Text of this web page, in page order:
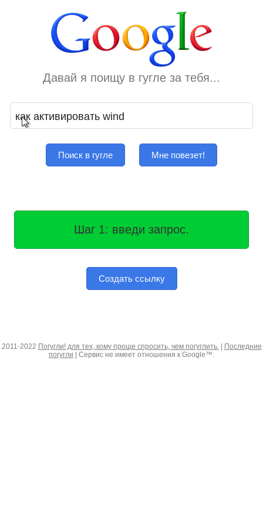
Давай я поищу в гугле за тебя...
Поиск в гугле Мне повезет!
Шаг 1: введи запрос.
Создать ссылку
2011-2022 Погугли! для тех, кому проще спросить, чем погуглить.|
Последние
погугли | Сервис не имеет отношения к Google™.